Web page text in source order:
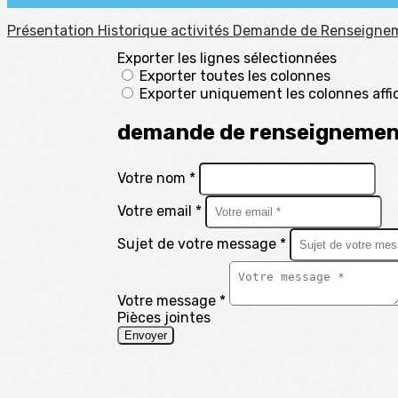
Présentation Historique activités Demande de